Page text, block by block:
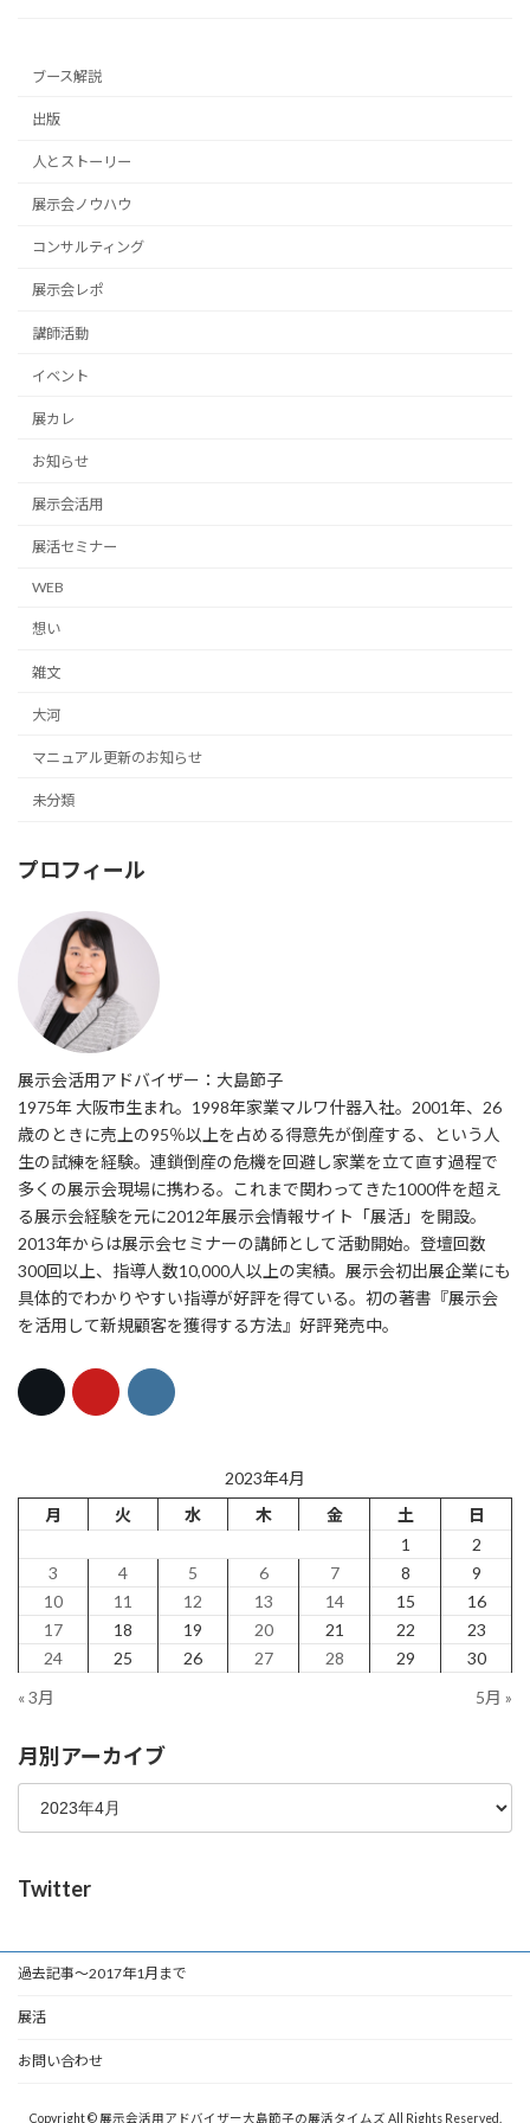
ブース解説
出版
人とストーリー
展示会ノウハウ
コンサルティング
展示会レポ
講師活動
イベント
展カレ
お知らせ
展示会活用
展活セミナー
WEB
想い
雑文
大河
マニュアル更新のお知らせ
未分類
プロフィール
展示会活用アドバイザー：大島節子
1975年 大阪市生まれ。1998年家業マルワ什器入社。2001年、26
歳のときに売上の95％以上を占める得意先が倒産する、という人
生の試練を経験。連鎖倒産の危機を回避し家業を立て直す過程で
多くの展示会現場に携わる。これまで関わってきた1000件を超え
る展示会経験を元に2012年展示会情報サイト「展活」を開設。
2013年からは展示会セミナーの講師として活動開始。登壇回数
300回以上、指導人数10,000人以上の実績。展示会初出展企業にも
具体的でわかりやすい指導が好評を得ている。初の著書『展示会
を活用して新規顧客を獲得する方法』好評発売中。
2023年4月
月
火 水 木 金 土
日
1
2
3
4 5 6 7 8
9
10
11 12 13 14 15
16
17
18 19 20 21 22
23
24
25 26 27 28 29
30
« 3月
5月 »
月別アーカイブ
Twitter
過去記事～2017年1月まで
展活
お問い合わせ
Copyright © 展示会活用アドバイザー大島節子の展活タイムズ All Rights Reserved.